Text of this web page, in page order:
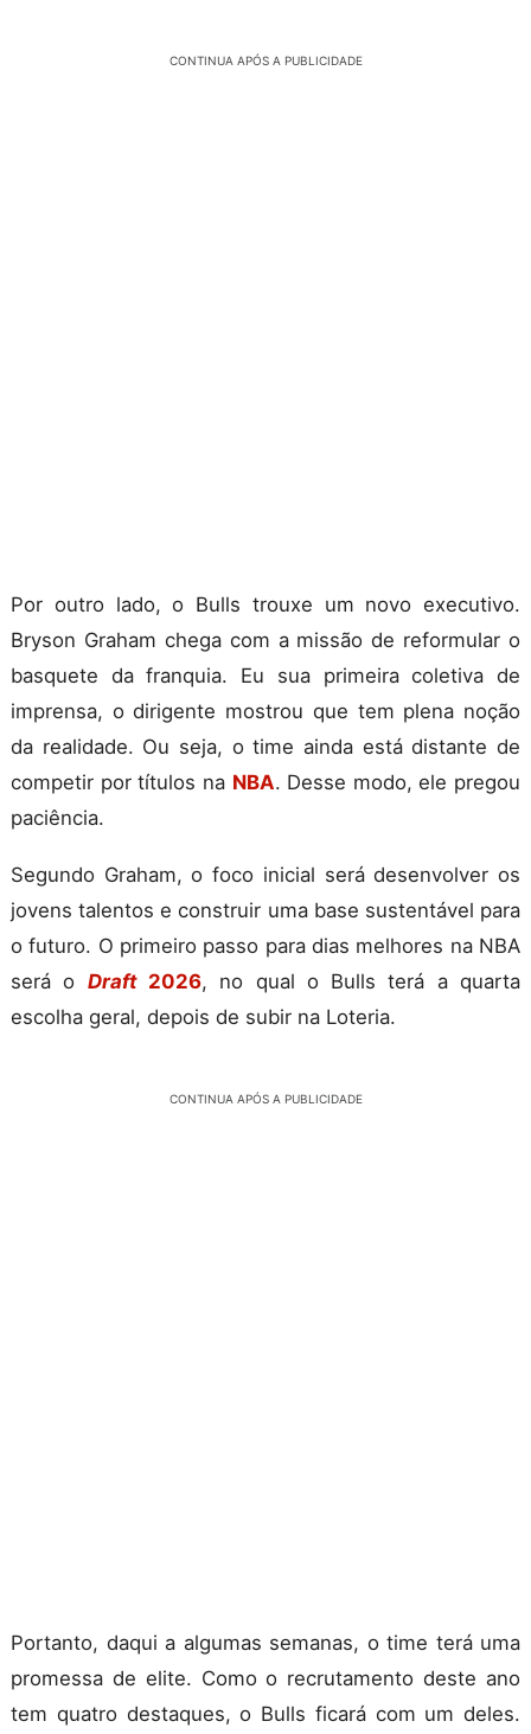
CONTINUA APÓS A PUBLICIDADE
Por outro lado, o Bulls trouxe um novo executivo.
Bryson Graham chega com a missão de reformular o
basquete da franquia. Eu sua primeira coletiva de
imprensa, o dirigente mostrou que tem plena noção
da realidade. Ou seja, o time ainda está distante de
competir por títulos na NBA. Desse modo, ele pregou
paciência.
Segundo Graham, o foco inicial será desenvolver os
jovens talentos e construir uma base sustentável para
o futuro. O primeiro passo para dias melhores na NBA
será o Draft2026, no qual o Bulls terá a quarta
escolha geral, depois de subir na Loteria.
CONTINUA APÓS A PUBLICIDADE
Portanto, daqui a algumas semanas, o time terá uma
promessa de elite. Como o recrutamento deste ano
tem quatro destaques, o Bulls ficará com um deles.